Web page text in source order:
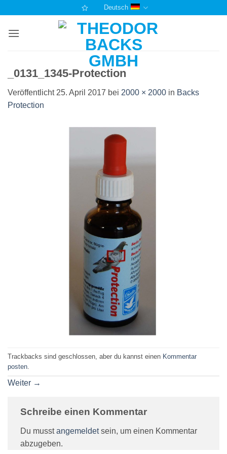
springen
Deutsch
_0131_1345-Protection
Veröffentlicht 25. April 2017 bei 2000 × 2000 in Backs
Protection
Trackbacks sind geschlossen, aber du kannst einen Kommentar
posten
Weiter →
Schreibe einen Kommentar
Du musstangemeldetsein, um einen Kommentar
abzugeben.